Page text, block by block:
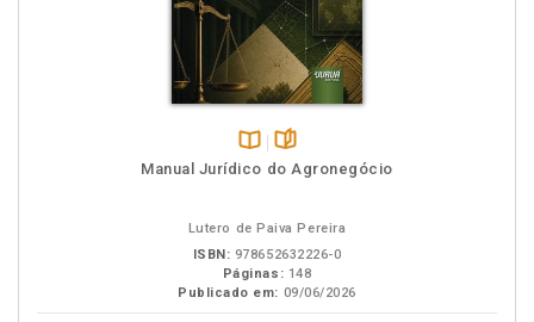
Disponível
páginas
Manual Jurídico do Agronegócio
Lutero de Paiva Pereira
ISBN: 978652632226-0
Páginas: 148
Publicado em: 09/06/2026